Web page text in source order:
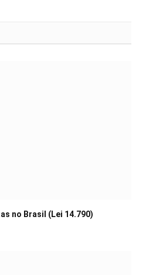
no Brasil (Lei 14.790)